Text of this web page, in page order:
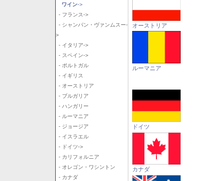
ワイン->
- フランス->
- シャンパン・ヴァンムスー-
>
- イタリア->
- スペイン->
- ポルトガル
- イギリス
- オーストリア
- ブルガリア
- ハンガリー
- ルーマニア
- ジョージア
- イスラエル
- ドイツ->
- カリフォルニア
- オレゴン・ワシントン
- カナダ
オーストリア
ルーマニア
ドイツ
カナダ